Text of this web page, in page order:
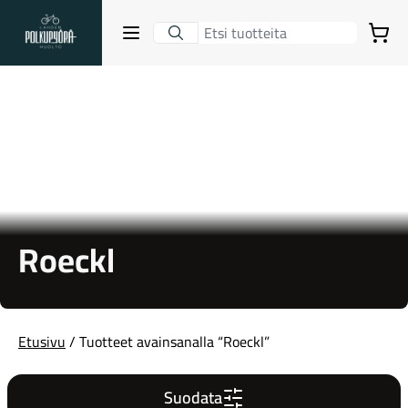
Lahden Polkupyörähuolto - etusivulle
Avaa sulje valikko
Gravel-pyörät
Ostoskori
Roeckl
Etusivu/ Tuotteet avainsanalla “Roeckl”
Suodata